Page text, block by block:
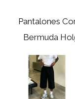
Pantalones
Bermuda